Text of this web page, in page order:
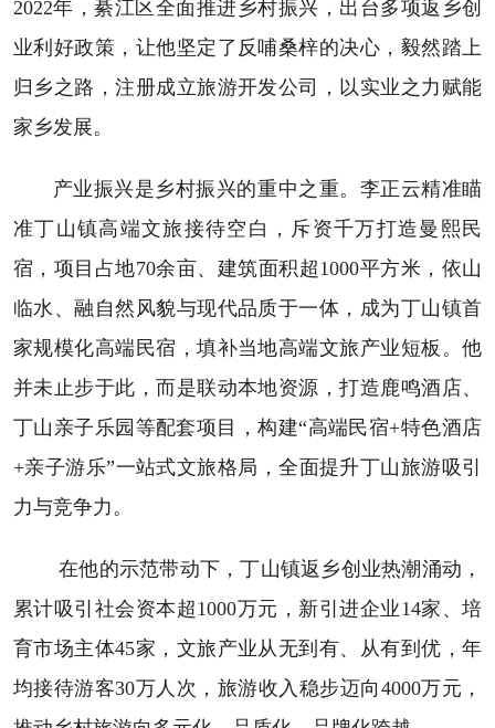
2022年，綦江区全面推进乡村振兴，出台多项返乡创
业利好政策，让他坚定了反哺桑梓的决心，毅然踏上
归乡之路，注册成立旅游开发公司，以实业之力赋能
家乡发展。
产业振兴是乡村振兴的重中之重。李正云精准瞄
准丁山镇高端文旅接待空白，斥资千万打造曼熙民
宿，项目占地70余亩、建筑面积超1000平方米，依山
临水、融自然风貌与现代品质于一体，成为丁山镇首
家规模化高端民宿，填补当地高端文旅产业短板。他
并未止步于此，而是联动本地资源，打造鹿鸣酒店、
丁山亲子乐园等配套项目，构建“高端民宿+特色酒店
+亲子游乐”一站式文旅格局，全面提升丁山旅游吸引
力与竞争力。
在他的示范带动下，丁山镇返乡创业热潮涌动，
累计吸引社会资本超1000万元，新引进企业14家、培
育市场主体45家，文旅产业从无到有、从有到优，年
均接待游客30万人次，旅游收入稳步迈向4000万元，